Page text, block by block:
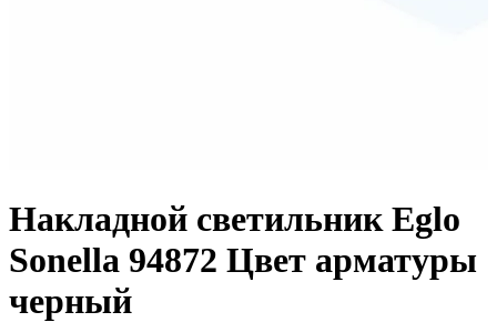
Накладной светильник Eglo
Sonella 94872 Цвет арматуры
черный